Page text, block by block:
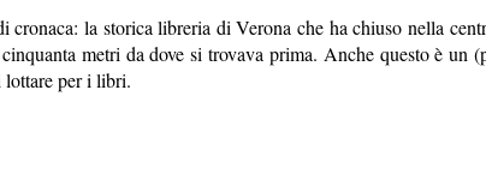
cronaca: la storica libreria di Verona che ha chiuso nella
metri da dove si trovava prima. Anche questo è un
per i libri.